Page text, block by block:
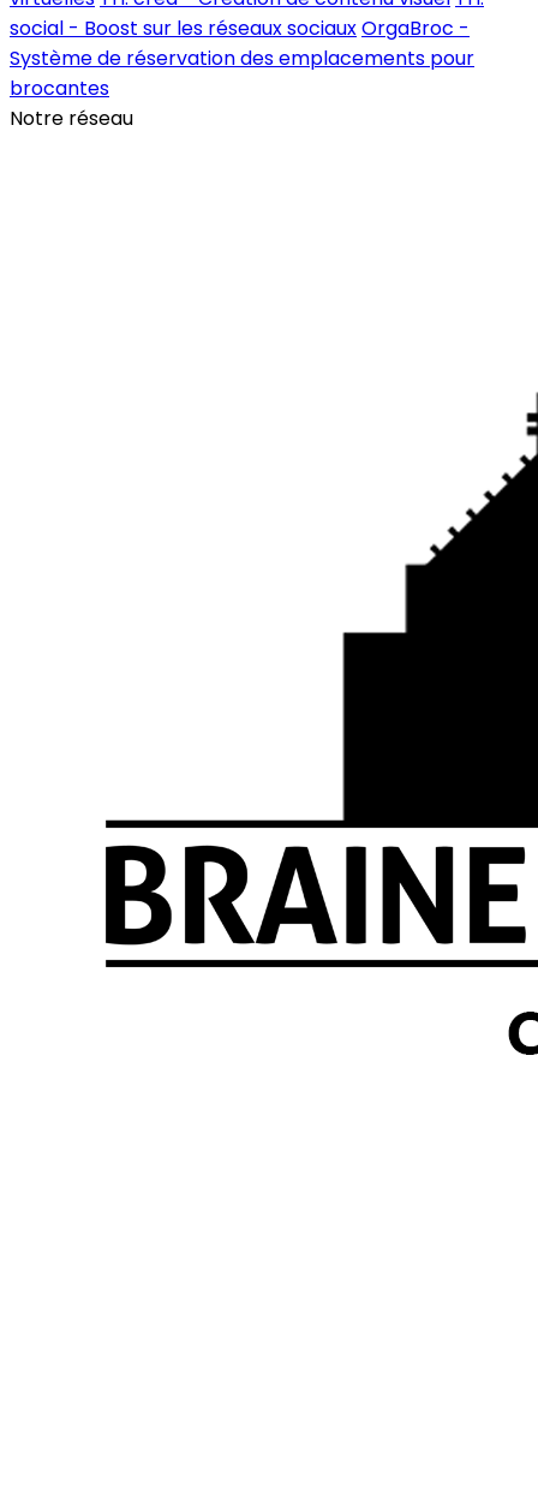
social - Boost sur les réseaux sociauxOrgaBroc -
Système de réservation des emplacements pour
brocantes
Notre réseau